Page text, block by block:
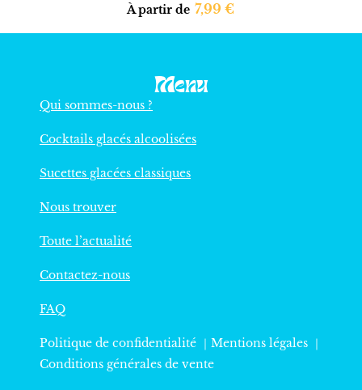
À partir de 7,99 €
Menu
Qui sommes-nous ?
Cocktails glacés alcoolisées
Sucettes glacées classiques
Nous trouver
Toute l’actualité
Contactez-nous
FAQ
Politique de confidentialité ｜ Mentions légales ｜
Conditions générales de vente